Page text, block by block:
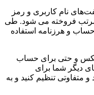
نام کاربری و رمز
مرتب فروخته می شود. طی
و هرزنامه استفاده
نتفلیکس و حتی برای حساب
دیگر شما برای
تنظیم کنید و به